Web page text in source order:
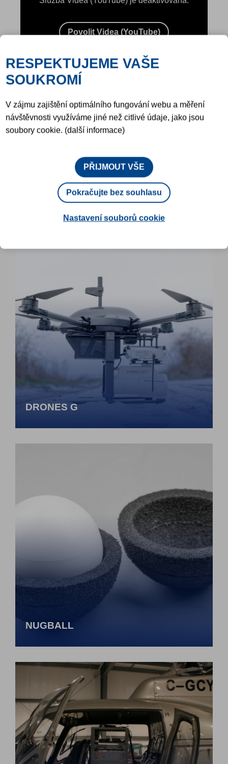
Povolit Videa (YouTube)
SOUVISEJÍCÍ PRODUKTY
DRONES G
NUGBALL
RESPEKTUJEME VAŠE
SOUKROMÍ
V zájmu zajištění optimálního fungování webu a měření
návštěvnosti využíváme jiné než citlivé údaje, jako jsou
soubory cookie. (další informace)
PŘIJMOUT VŠE
Pokračujte bez souhlasu
Nastavení souborů cookie